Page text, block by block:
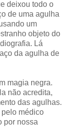
deixou todo o
de uma agulha
um
objeto do
Lá
da agulha de
magia negra.
não acredita,
das agulhas.
médico
por nossa